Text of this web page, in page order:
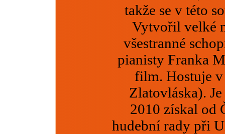
takže se v této
Vytvořil velké
všestranné
pianisty Franka
film. Hostuje
Zlatovláska).
2010 získal od
hudební rady při